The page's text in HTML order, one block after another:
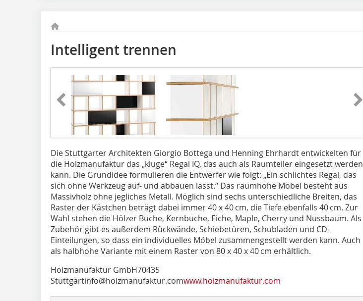
Intelligent trennen
Die Stuttgarter Architekten Giorgio Bottega und Henning Ehrhardt entwickelten für
die Holzmanufaktur das „kluge“ Regal IQ, das auch als Raumteiler eingesetzt werden
kann. Die Grundidee formulieren die Entwerfer wie folgt: „Ein schlichtes Regal, das
sich ohne Werkzeug auf- und abbauen lässt.“ Das raumhohe Möbel besteht aus
Massivholz ohne jegliches Metall. Möglich sind sechs unterschiedliche Breiten, das
Raster der Kästchen beträgt dabei immer 40 x 40 cm, die Tiefe ebenfalls 40 cm. Zur
Wahl stehen die Hölzer Buche, Kernbuche, Eiche, Maple, Cherry und Nussbaum. Als
Zubehör gibt es außerdem Rückwände, Schiebetüren, Schubladen und CD-
Einteilungen, so dass ein individuelles Möbel zusammengestellt werden kann. Auch
als halbhohe Variante mit einem Raster von 80 x 40 x 40 cm erhältlich.
Holzmanufaktur GmbH70435
Stuttgartinfo@holzmanufaktur.comwww.holzmanufaktur.com